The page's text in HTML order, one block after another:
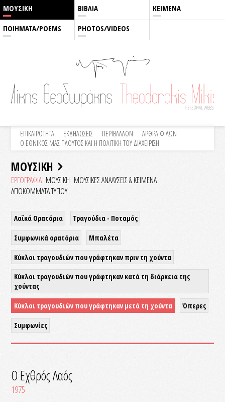
ΜΟΥΣΙΚΗ ΒΙΒΛΙΑ ΚΕΙΜΕΝΑ
ΠΟΙΗΜΑΤΑ/POEMS PHOTOS/VIDEOS
ΕΠΙΚΑΙΡΟΤΗΤΑ ΕΚΔΗΛΩΣΕΙΣ ΠΕΡΙΒΑΛΛΟΝ
ΑΡΘΡΑ ΦΙΛΩΝ
Ο ΕΘΝΙΚΟΣ ΜΑΣ ΠΛΟΥΤΟΣ ΚΑΙ Η ΠΟΛΙΤΙΚΗ ΤΟΥ ΔΙΑΧΕΙΡΙΣΗ
ΜΟΥΣΙΚΗ
ΕΡΓΟΓΡΑΦΙΑ ΜΟΥΣΙΚΗ ΜΟΥΣΙΚΕΣ ΑΝΑΛΥΣΕΙΣ & KEIMENA
ΑΠΟΚΟΜΜΑΤΑ ΤΥΠΟΥ
Λαϊκά Ορατόρια Τραγούδια - Ποταμός
Συμφωνικά ορατόρια Μπαλέτα
Κύκλοι τραγουδιών που γράφτηκαν πριν τη χούντα
Κύκλοι τραγουδιών που γράφτηκαν κατά τη διάρκεια της
χούντας
Κύκλοι τραγουδιών που γράφτηκαν μετά τη χούντα Όπερες
Συμφωνίες
Ο Εχθρός Λαός
1975